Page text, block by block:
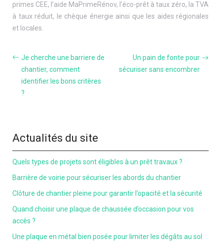
primes CEE, l’aide MaPrimeRénov, l’éco-prêt à taux zéro, la TVA
à taux réduit, le chèque énergie ainsi que les aides régionales
et locales.
Je cherche une barriere de
chantier, comment
identifier les bons critères
?
Un pain de fonte pour
sécuriser sans encombrer
Actualités du site
Quels types de projets sont éligibles à un prêt travaux ?
Barrière de voirie pour sécuriser les abords du chantier
Clôture de chantier pleine pour garantir l’opacité et la sécurité
Quand choisir une plaque de chaussée d’occasion pour vos
accès ?
Une plaque en métal bien posée pour limiter les dégâts au sol